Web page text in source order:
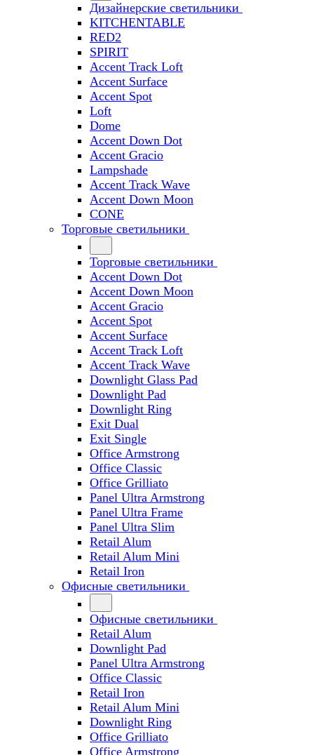
Дизайнерские светильники
KITCHENTABLE
RED2
SPIRIT
Accent Track Loft
Accent Surface
Accent Spot
Loft
Dome
Accent Down Dot
Accent Gracio
Lampshade
Accent Track Wave
Accent Down Moon
CONE
Торговые светильники
Торговые светильники
Accent Down Dot
Accent Down Moon
Accent Gracio
Accent Spot
Accent Surface
Accent Track Loft
Accent Track Wave
Downlight Glass Pad
Downlight Pad
Downlight Ring
Exit Dual
Exit Single
Office Armstrong
Office Classic
Office Grilliato
Panel Ultra Armstrong
Panel Ultra Frame
Panel Ultra Slim
Retail Alum
Retail Alum Mini
Retail Iron
Офисные светильники
Офисные светильники
Retail Alum
Downlight Pad
Panel Ultra Armstrong
Office Classic
Retail Iron
Retail Alum Mini
Downlight Ring
Office Grilliato
Office Armstrong